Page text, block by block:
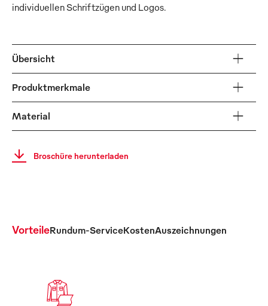
individuellen Schriftzügen und Logos.
Übersicht
Produktmerkmale
Material
Broschüre herunterladen
VorteileRundum-ServiceKostenAuszeichnungen